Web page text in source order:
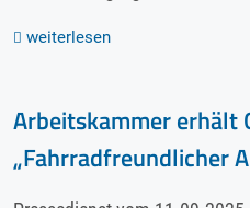
weiterlesen
Arbeitskammer erhält
„Fahrradfreundlicher